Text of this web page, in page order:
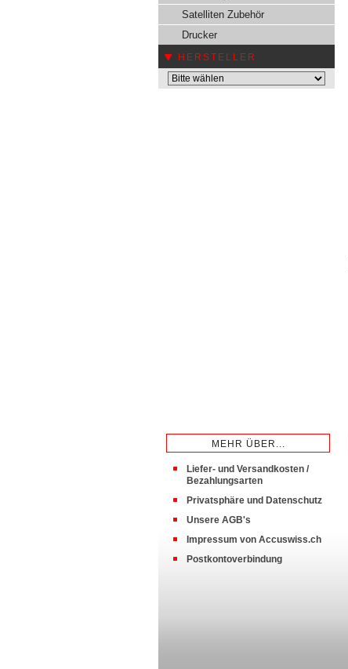
Satelliten Zubehör
Drucker
HERSTELLER
MEHR ÜBER...
Liefer- und Versandkosten /
Bezahlungsarten
Privatsphäre und Datenschutz
Unsere AGB's
Impressum von Accuswiss.ch
Postkontoverbindung